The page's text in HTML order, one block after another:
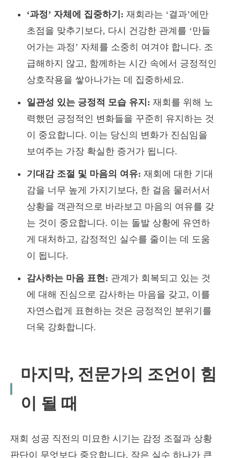
‘과정’ 자체에 집중하기: 재회라는 ‘결과’에만
초점을 맞추기보다, 다시 건강한 관계를 ‘만들
어가는 과정’ 자체를 소중히 여겨야 합니다. 조
급해하지 않고, 함께하는 시간 속에서 긍정적인
상호작용을 쌓아나가는 데 집중하세요.
일관성 있는 긍정적 모습 유지: 재회를 위해 노
력했던 긍정적인 변화들을 꾸준히 유지하는 것
이 중요합니다. 이는 당신의 변화가 진심임을
보여주는 가장 확실한 증거가 됩니다.
기대감 조절 및 마음의 여유: 재회에 대한 기대
감을 너무 높게 가지기보다, 한 걸음 물러서서
상황을 객관적으로 바라보고 마음의 여유를 갖
는 것이 중요합니다. 이는 돌발 상황에 유연하
게 대처하고, 감정적인 실수를 줄이는 데 도움
이 됩니다.
감사하는 마음 표현: 관계가 회복되고 있는 것
에 대해 진심으로 감사하는 마음을 갖고, 이를
자연스럽게 표현하는 것은 긍정적인 분위기를
더욱 강화합니다.
마지막, 전문가의 조언이 힘
이 될 때
재회 성공 직전의 미묘한 시기는 감정 조절과 상황
판단이 무엇보다 중요합니다. 작은 실수 하나가 큰